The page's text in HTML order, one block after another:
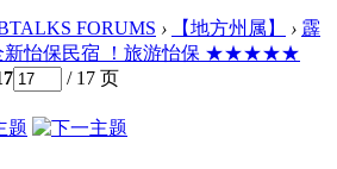
FORUMS › 【地方州属】 › 霹
怡保民宿 ！旅游怡保 ★★★★★
/ 17 页